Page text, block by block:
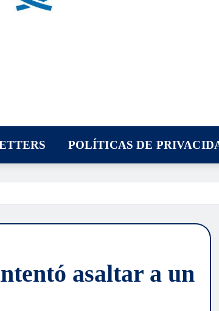
POLÍTICAS DE
asaltar a un